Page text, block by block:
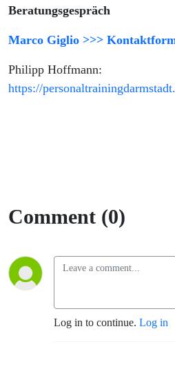
Beratungsgespräch
Marco Giglio >>>
Philipp Hoffmann:
https://
Comment (0)
Log in to continue. Log in